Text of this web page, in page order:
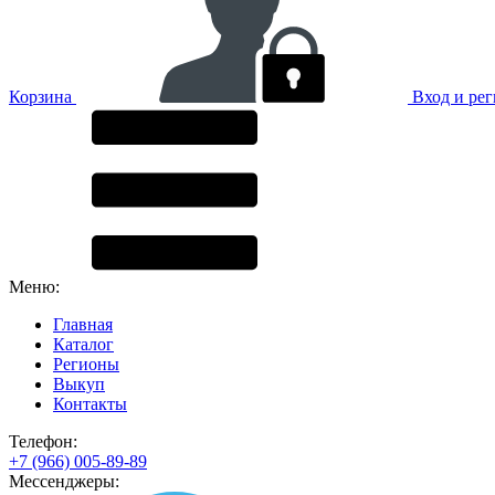
Корзина Вход и
Меню:
Главная
Каталог
Регионы
Выкуп
Контакты
Телефон:
+7 (966) 005-89-89
Мессенджеры: